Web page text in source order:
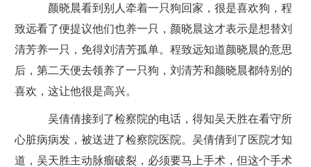
颜晓晨看到别人牵着一只狗回家，很是喜欢狗，程
致远看了便提议他们也养一只，颜晓晨这才表示是想替刘
清芳养一只，免得刘清芳孤单。程致远知道颜晓晨的意思
后，第二天便去领养了一只狗，刘清芳和颜晓晨都特别的
喜欢，这让他很是高兴。
吴倩倩接到了检察院的电话，得知吴天胜在看守所
心脏病病发，被送进了检察院医院。吴倩倩到了医院才知
道，吴天胜主动脉瘤破裂，必须要马上手术，但这个手术